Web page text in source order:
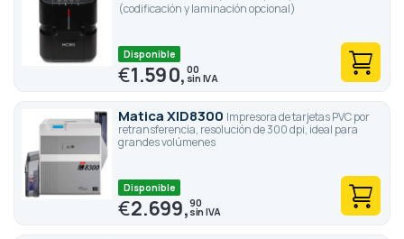
pero la gama de productos se mantiene sin cambios.
(codificación y laminación opcional)
Disponible
€1.590,00
Matica XID8300 Impresora de tarjetas PVC por
retransferencia, resolución de 300 dpi, ideal para
grandes volúmenes
Disponible
€2.699,90